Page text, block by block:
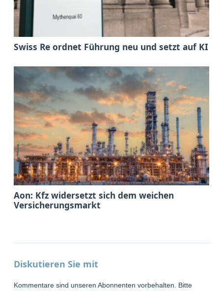
Swiss Re ordnet Führung neu und setzt auf KI
Aon: Kfz widersetzt sich dem weichen
Versicherungsmarkt
Diskutieren Sie mit
Kommentare sind unseren Abonnenten vorbehalten. Bitte